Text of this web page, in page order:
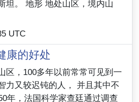
坦。 地形 地处山区，境内山
UTC
康的好处
区，100多年以前常常可见到一
力又较迟钝的人， 并且其中不
年，法国科学家查廷通过调查